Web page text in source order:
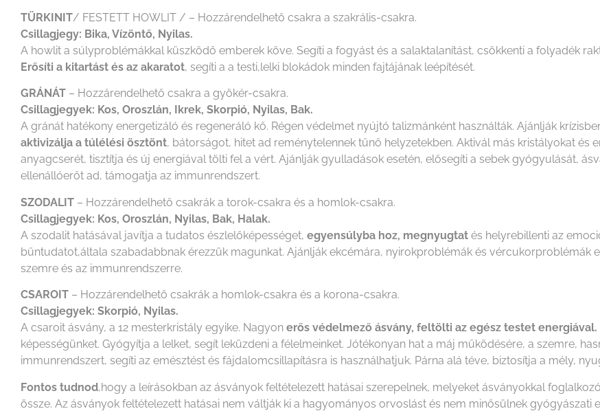
TÜRKINIT/ FESTETT HOWLIT / – Hozzárendelhető csakra a szakrális-csakra.
Csillagjegy: Bika, Vízöntő, Nyilas.
A howlit a súlyproblémákkal küszködő emberek köve. Segíti a fogyást és a salaktalanítást, csökkenti a folyadék
Erősíti a kitartást és az akaratot, segíti a a testi,lelki blokádok minden fajtájának leépítését.
GRÁNÁT – Hozzárendelhető csakra a gyökér-csakra.
Csillagjegyek: Kos, Oroszlán, Ikrek, Skorpió, Nyilas, Bak.
A gránát hatékony energetizáló és regeneráló kő. Régen védelmet nyújtó talizmánként használták. Ajánlják
aktivizálja a túlélési ösztönt, bátorságot, hitet ad reménytelennek tűnő helyzetekben. Aktivál más kristályokat és
anyagcserét, tisztítja és új energiával tölti fel a vért. Ajánlják gyulladások esetén, elősegíti a sebek gyógyulását,
ellenállóerőt ad, támogatja az immunrendszert.
SZODALIT – Hozzárendelhető csakrák a torok-csakra és a homlok-csakra.
Csillagjegyek: Kos, Oroszlán, Nyilas, Bak, Halak.
A szodalit hatásával javítja a tudatos észlelőképességet, egyensúlyba hoz, megnyugtat és helyrebillenti az
bűntudatot,általa szabadabbnak érezzük magunkat. Ajánlják ekcémára, nyirokproblémák és vércukorproblémák
szemre és az immunrendszerre.
CSAROIT – Hozzárendelhető csakrák a homlok-csakra és a korona-csakra.
Csillagjegyek: Skorpió, Nyilas.
A csaroit ásvány, a 12 mesterkristály egyike. Nagyon erős védelmező ásvány, feltölti az egész testet energiával.
képességünket. Gyógyítja a lelket, segít leküzdeni a félelmeinket. Jótékonyan hat a máj működésére, a szemre,
immunrendszert, segíti az emésztést és fájdalomcsillapításra is használhatjuk. Párna alá téve, biztosítja a mély,
Fontos tudnod,hogy a leírásokban az ásványok feltételezett hatásai szerepelnek, melyeket ásványokkal
össze. Az ásványok feltételezett hatásai nem váltják ki a hagyományos orvoslást és nem minősülnek gyógyászati